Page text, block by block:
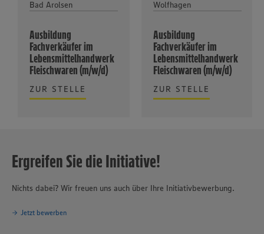
Bad Arolsen
Ausbildung
Fachverkäufer im
Lebensmittelhandwerk
Fleischwaren (m/w/d)
ZUR STELLE
Wolfhagen
Ausbildung
Fachverkäufer im
Lebensmittelhandwerk
Fleischwaren (m/w/d)
ZUR STELLE
Ergreifen Sie die Initiative!
Nichts dabei? Wir freuen uns auch über Ihre Initiativbewerbung.
Jetzt bewerben